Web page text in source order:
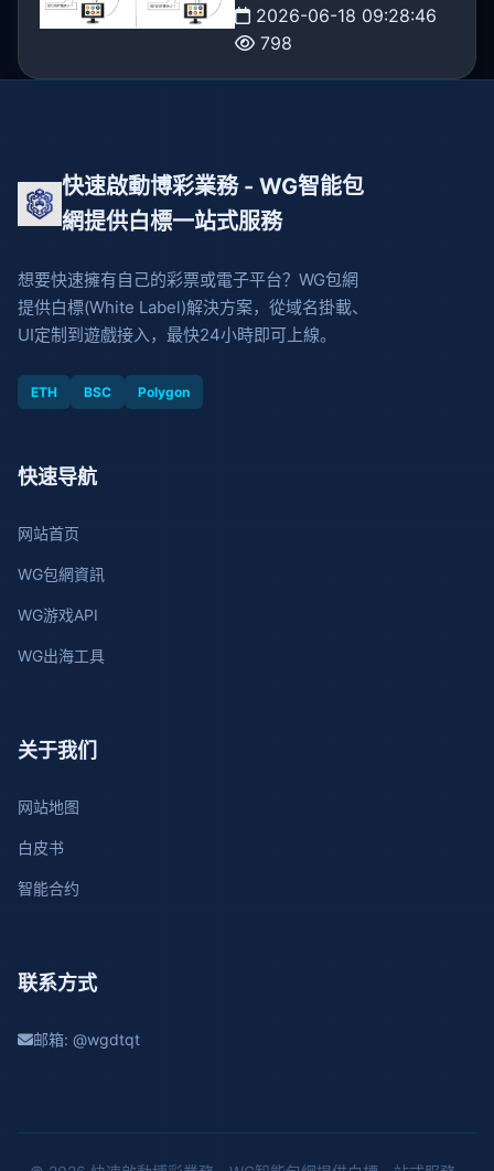
2026-06-18 09:28:46
798
快速啟動博彩業務 - WG智能包
網提供白標一站式服務
想要快速擁有自己的彩票或電子平台？WG包網
提供白標(White Label)解決方案，從域名掛載、
UI定制到遊戲接入，最快24小時即可上線。
ETH BSC Polygon
快速导航
网站首页
WG包網資訊
WG游戏API
WG出海工具
关于我们
网站地图
白皮书
智能合约
联系方式
邮箱: @wgdtqt